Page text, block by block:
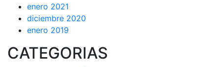
enero 2021
diciembre 2020
enero 2019
CATEGORIAS